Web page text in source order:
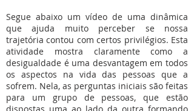
Segue abaixo um vídeo de uma dinâmica
que ajuda muito perceber se nossa
trajetória contou com certos privilégios. Esta
atividade mostra claramente como a
desigualdade é uma desvantagem em todos
os aspectos na vida das pessoas que a
sofrem. Nela, as perguntas iniciais são feitas
para um grupo de pessoas, que estão